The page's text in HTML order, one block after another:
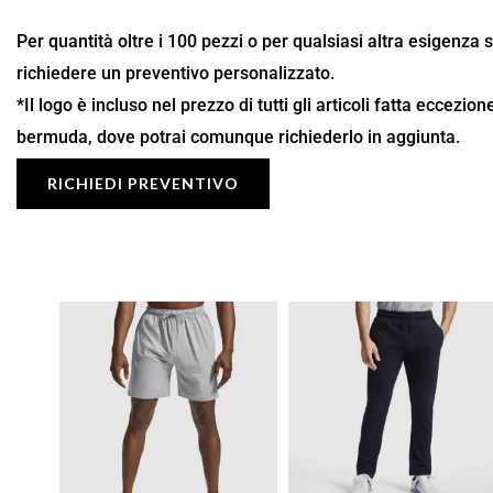
Per quantità oltre i 100 pezzi o per qualsiasi altra esigenza
richiedere un preventivo personalizzato.
*Il logo è incluso nel prezzo di tutti gli articoli fatta
bermuda, dove potrai comunque richiederlo in aggiunta.
RICHIEDI PREVENTIVO
Fascia
di
prezzo:
da
7,35 €
10,50 €
Fascia
prezzo:
da
14,29 €
a
20,42 €